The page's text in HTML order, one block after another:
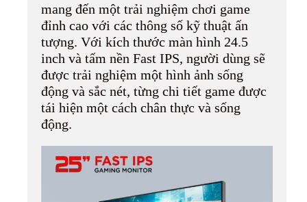
mang đến một trải nghiệm chơi game
đỉnh cao với các thông số kỹ thuật ấn
tượng. Với kích thước màn hình 24.5
inch và tấm nền Fast IPS, người dùng sẽ
được trải nghiệm một hình ảnh sống
động và sắc nét, từng chi tiết game được
tái hiện một cách chân thực và sống
động.